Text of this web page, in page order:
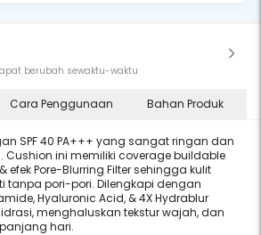
berubah sewaktu-waktu
Cara Penggunaan Bahan Produk
SPF 40 PA+++ yang sangat ringan dan
Cushion ini memiliki coverage buildable
Pore-Blurring Filter sehingga kulit
tanpa pori-pori. Dilengkapi dengan
Hyaluronic Acid, & 4X Hydrablur
menghaluskan tekstur wajah, dan
hari.